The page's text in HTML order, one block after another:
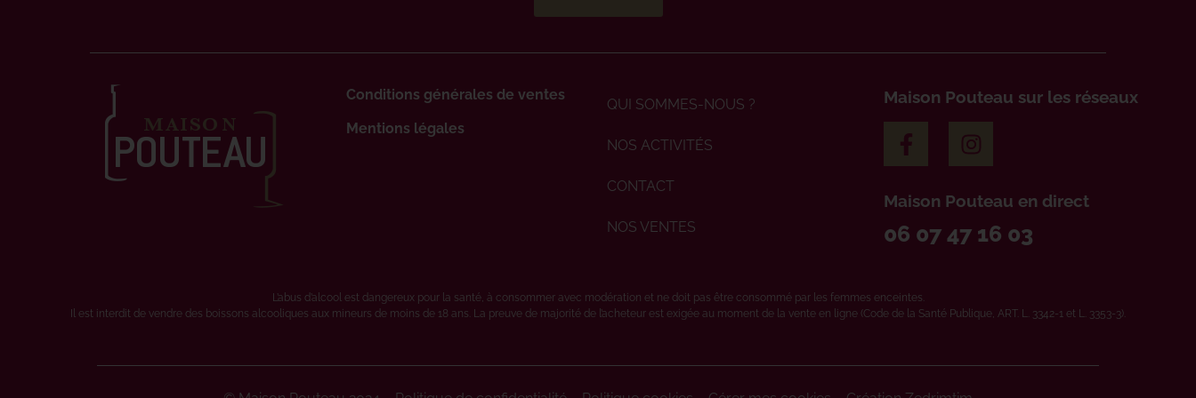
Conditions générales de ventes
Mentions légales
QUI SOMMES-NOUS ?
NOS ACTIVITÉS
CONTACT
NOS VENTES
Maison Pouteau sur les réseaux
Maison Pouteau en direct
06 07 47 16 03
L’abus d’alcool est dangereux pour la santé, à consommer avec modération et ne doit pas être consommé par les femmes enceintes.
Il est interdit de vendre des boissons alcooliques aux mineurs de moins de 18 ans. La preuve de majorité de l’acheteur est exigée au moment de la vente en ligne (Code de la Santé Publique, ART. L. 3342-1 et L. 3353-3).